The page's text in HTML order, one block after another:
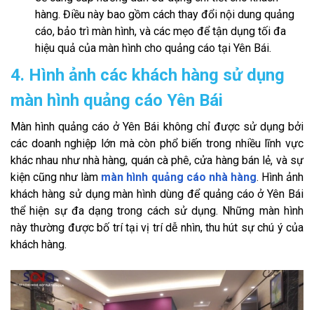
hàng. Điều này bao gồm cách thay đổi nội dung quảng
cáo, bảo trì màn hình, và các mẹo để tận dụng tối đa
hiệu quả của màn hình cho quảng cáo tại Yên Bái.
4. Hình ảnh các khách hàng sử dụng
màn hình quảng cáo Yên Bái
Màn hình quảng cáo ở Yên Bái không chỉ được sử dụng bởi
các doanh nghiệp lớn mà còn phổ biến trong nhiều lĩnh vực
khác nhau như nhà hàng, quán cà phê, cửa hàng bán lẻ, và sự
kiện cũng như làm màn hình quảng cáo nhà hàng. Hình ảnh
khách hàng sử dụng màn hình dùng để quảng cáo ở Yên Bái
thể hiện sự đa dạng trong cách sử dụng. Những màn hình
này thường được bố trí tại vị trí dễ nhìn, thu hút sự chú ý của
khách hàng.